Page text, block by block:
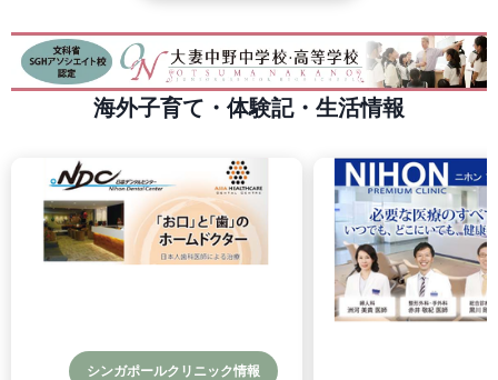
海外子育て・体験記・生活情報
シンガポールクリニック情報